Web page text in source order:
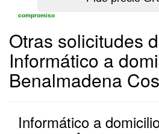
compromiso
Otras solicitudes
Informático a
Benalmadena
Informático a